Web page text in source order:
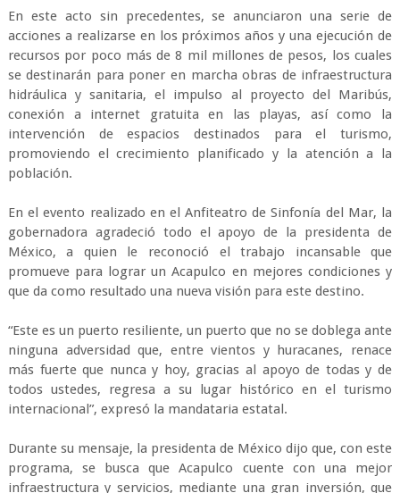
En este acto sin precedentes, se anunciaron una serie de
acciones a realizarse en los próximos años y una ejecución de
recursos por poco más de 8 mil millones de pesos, los cuales
se destinarán para poner en marcha obras de infraestructura
hidráulica y sanitaria, el impulso al proyecto del Maribús,
conexión a internet gratuita en las playas, así como la
intervención de espacios destinados para el turismo,
promoviendo el crecimiento planificado y la atención a la
población.
En el evento realizado en el Anfiteatro de Sinfonía del Mar, la
gobernadora agradeció todo el apoyo de la presidenta de
México, a quien le reconoció el trabajo incansable que
promueve para lograr un Acapulco en mejores condiciones y
que da como resultado una nueva visión para este destino.
“Este es un puerto resiliente, un puerto que no se doblega ante
ninguna adversidad que, entre vientos y huracanes, renace
más fuerte que nunca y hoy, gracias al apoyo de todas y de
todos ustedes, regresa a su lugar histórico en el turismo
internacional”, expresó la mandataria estatal.
Durante su mensaje, la presidenta de México dijo que, con este
programa, se busca que Acapulco cuente con una mejor
infraestructura y servicios, mediante una gran inversión, que